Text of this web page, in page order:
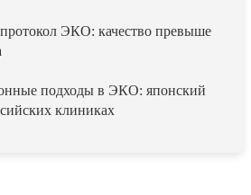
ЭКО: качество превыше
подходы в ЭКО: японский
клиниках